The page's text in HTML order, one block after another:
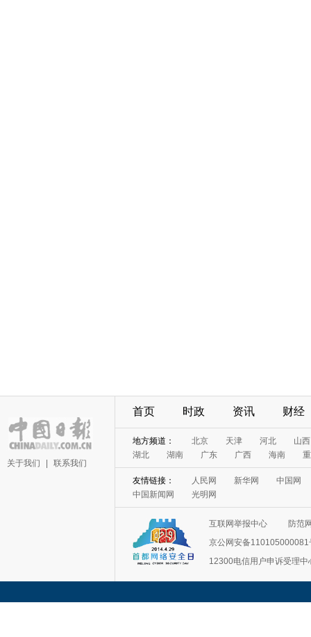
关于我们 联系我们
首页 时政 资讯 财经
地方频道： 北京 天津 河北
山西
湖北
湖南 广东 广西 海南
友情链接： 人民网 新华网
中国网
中国新闻网
光明网
互联网举报中心
防范
京公网安备110105000081
12300电信用户申诉受理中